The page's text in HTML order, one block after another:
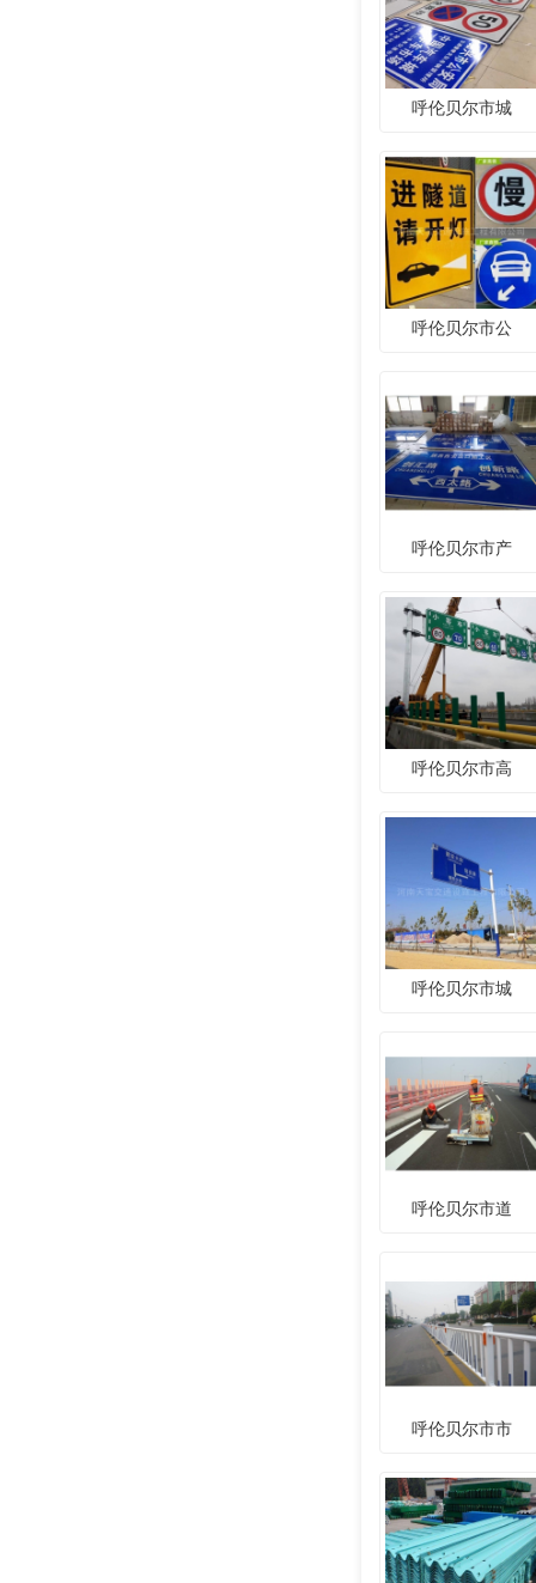
呼伦贝尔市城
呼伦贝尔市公
呼伦贝尔市产
呼伦贝尔市高
呼伦贝尔市城
呼伦贝尔市道
呼伦贝尔市市